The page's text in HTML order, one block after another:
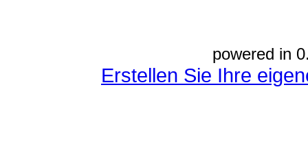
powered in
Erstellen Sie Ihre